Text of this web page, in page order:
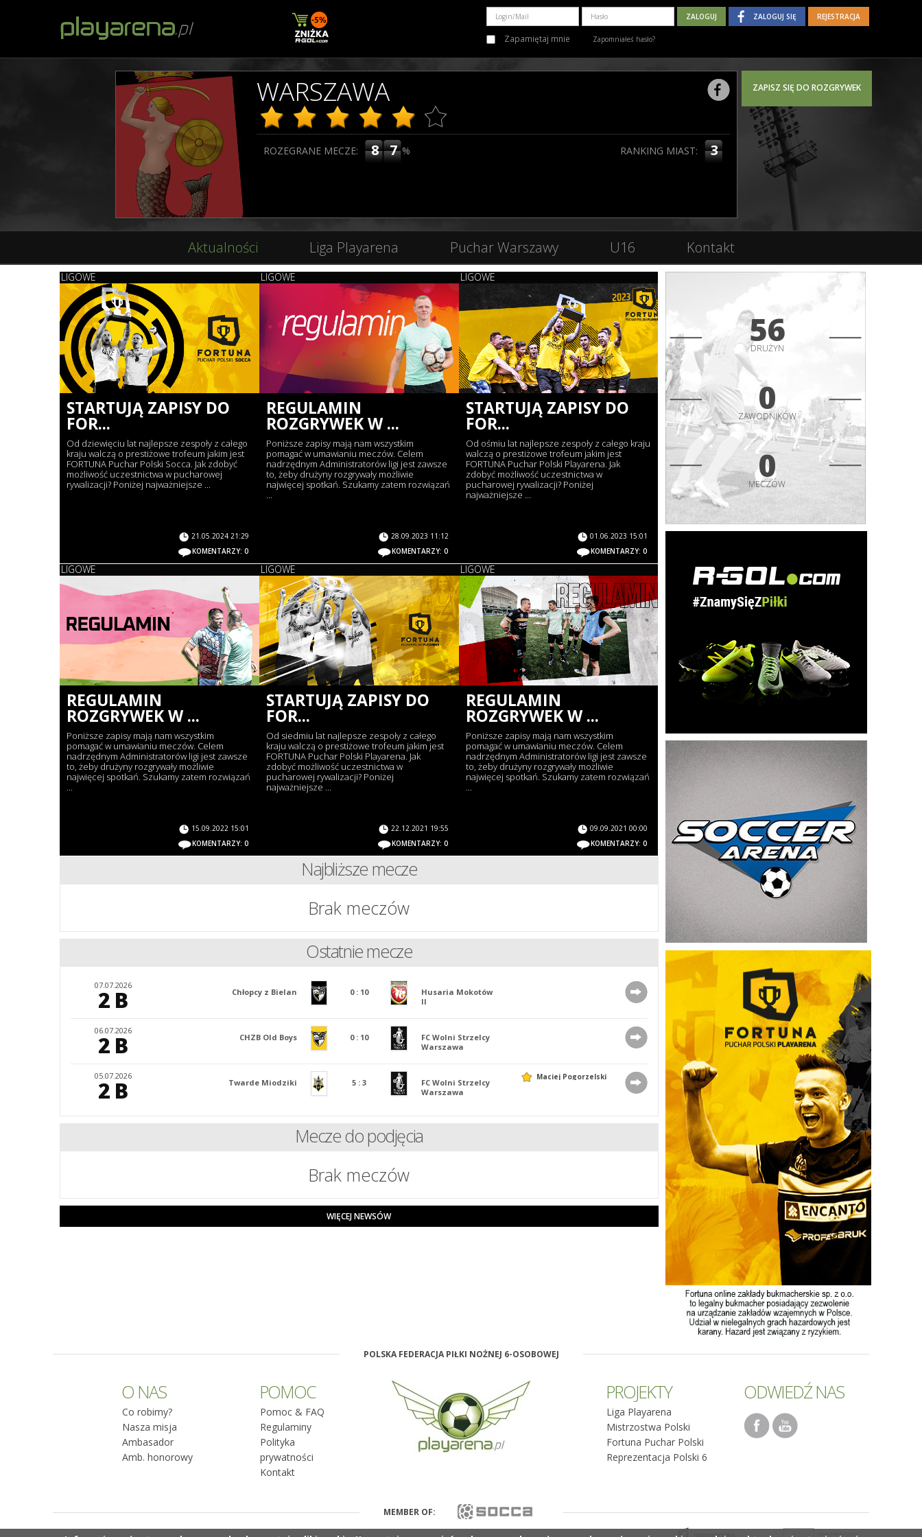
ZALOGUJ SIĘ REJESTRACJA
Zapamiętaj mnie Zapomniałeś hasło?
WARSZAWA
RANKING MIAST: 3
ROZEGRANE MECZE: 87
%
ZAPISZ SIĘ DO ROZGRYWEK
Aktualności Liga Playarena Puchar Warszawy U16 Kontakt
LIGOWE
STARTUJĄ ZAPISY DO
FOR...
Od dziewięciu lat najlepsze zespoły z całego
kraju walczą o prestiżowe trofeum jakim jest
FORTUNA Puchar Polski Socca. Jak zdobyć
możliwość uczestnictwa w pucharowej
rywalizacji? Poniżej najważniejsze ...
21.05.2024 21:29
KOMENTARZY: 0
LIGOWE
REGULAMIN
ROZGRYWEK W ...
Poniższe zapisy mają nam wszystkim
pomagać w umawianiu meczów. Celem
nadrzędnym Administratorów ligi jest zawsze
to, żeby drużyny rozgrywały możliwie
najwięcej spotkań. Szukamy zatem rozwiązań
...
28.09.2023 11:12
KOMENTARZY: 0
LIGOWE
STARTUJĄ ZAPISY DO
FOR...
Od ośmiu lat najlepsze zespoły z całego kraju
walczą o prestiżowe trofeum jakim jest
FORTUNA Puchar Polski Playarena. Jak
zdobyć możliwość uczestnictwa w
pucharowej rywalizacji? Poniżej
najważniejsze ...
01.06.2023 15:01
KOMENTARZY: 0
LIGOWE
REGULAMIN
ROZGRYWEK W ...
Poniższe zapisy mają nam wszystkim
pomagać w umawianiu meczów. Celem
nadrzędnym Administratorów ligi jest zawsze
to, żeby drużyny rozgrywały możliwie
najwięcej spotkań. Szukamy zatem rozwiązań
...
15.09.2022 15:01
KOMENTARZY: 0
LIGOWE
STARTUJĄ ZAPISY DO
FOR...
Od siedmiu lat najlepsze zespoły z całego
kraju walczą o prestiżowe trofeum jakim jest
FORTUNA Puchar Polski Playarena. Jak
zdobyć możliwość uczestnictwa w
pucharowej rywalizacji? Poniżej
najważniejsze ...
22.12.2021 19:55
KOMENTARZY: 0
LIGOWE
REGULAMIN
ROZGRYWEK W ...
Poniższe zapisy mają nam wszystkim
pomagać w umawianiu meczów. Celem
nadrzędnym Administratorów ligi jest zawsze
to, żeby drużyny rozgrywały możliwie
najwięcej spotkań. Szukamy zatem rozwiązań
...
09.09.2021 00:00
KOMENTARZY: 0
Najbliższe mecze
Brak meczów
Ostatnie mecze
07.07.2026
2 B Chłopcy z Bielan 0 : 10
Husaria Mokotów
II
06.07.2026
2 B CHZB Old Boys 0 : 10
FC Wolni Strzelcy
Warszawa
05.07.2026
2 B Twarde Miodziki 5 : 3
FC Wolni Strzelcy
Warszawa
Maciej Pogorzelski
Mecze do podjęcia
Brak meczów
WIĘCEJ NEWSÓW
56
DRUŻYN
0
ZAWODNIKÓW
0
MECZÓW
POLSKA FEDERACJA PIŁKI NOŻNEJ 6-OSOBOWEJ
O NAS
Co robimy?
Nasza misja
Ambasador
Amb. honorowy
POMOC
Pomoc & FAQ
Regulaminy
Polityka
prywatności
Kontakt
PROJEKTY
Liga Playarena
Mistrzostwa Polski
Fortuna Puchar Polski
Reprezentacja Polski 6
ODWIEDŹ NAS
MEMBER OF: